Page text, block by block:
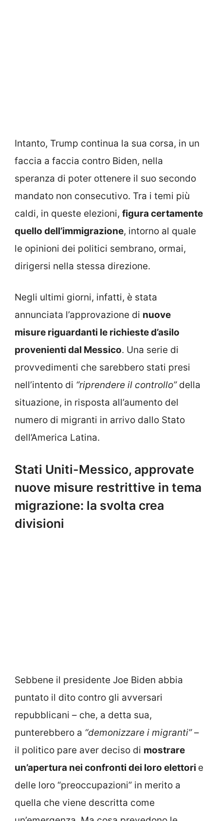
Intanto, Trump continua la sua corsa, in un
faccia a faccia contro Biden, nella
speranza di poter ottenere il suo secondo
mandato non consecutivo. Tra i temi più
caldi, in queste elezioni, figura certamente
quello dell’immigrazione, intorno al quale
le opinioni dei politici sembrano, ormai,
dirigersi nella stessa direzione.
Negli ultimi giorni, infatti, è stata
annunciata l’approvazione di nuove
misure riguardanti le richieste d’asilo
provenienti dal Messico. Una serie di
provvedimenti che sarebbero stati presi
nell’intento di “riprendere il controllo”della
situazione, in risposta all’aumento del
numero di migranti in arrivo dallo Stato
dell’America Latina.
Stati Uniti-Messico, approvate
nuove misure restrittive in tema
migrazione: la svolta crea
divisioni
Sebbene il presidente Joe Biden abbia
puntato il dito contro gli avversari
repubblicani – che, a detta sua,
punterebbero a “demonizzare i migranti”–
il politico pare aver deciso di mostrare
un’apertura nei confronti dei loro elettori e
delle loro “preoccupazioni” in merito a
quella che viene descritta come